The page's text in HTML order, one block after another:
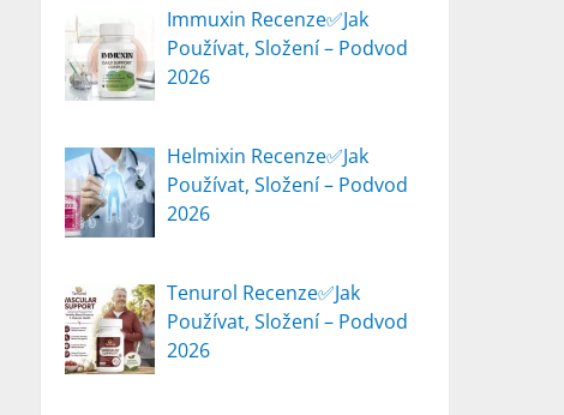
Immuxin Recenze✅Jak
Používat, Složení – Podvod
2026
Helmixin Recenze✅Jak
Používat, Složení – Podvod
2026
Tenurol Recenze✅Jak
Používat, Složení – Podvod
2026